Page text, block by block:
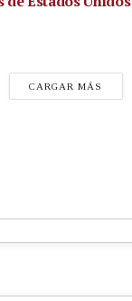
CARGAR MÁS